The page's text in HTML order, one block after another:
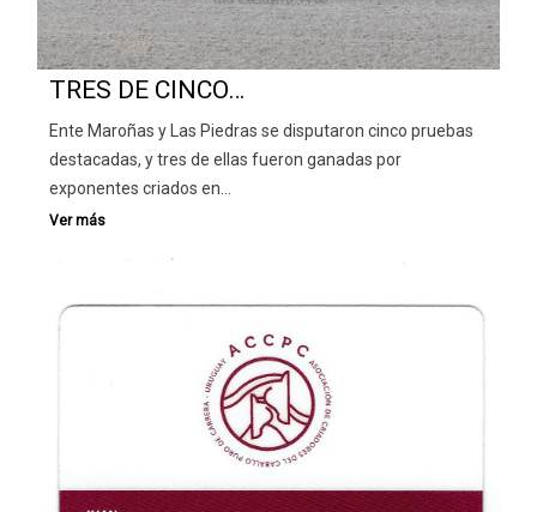
TRES DE CINCO…
Ente Maroñas y Las Piedras se disputaron cinco pruebas
destacadas, y tres de ellas fueron ganadas por
exponentes criados en…